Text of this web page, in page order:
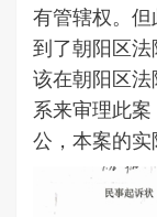
有管辖权。
到了朝阳区
该在朝阳区
系来审理此
公，本案的实